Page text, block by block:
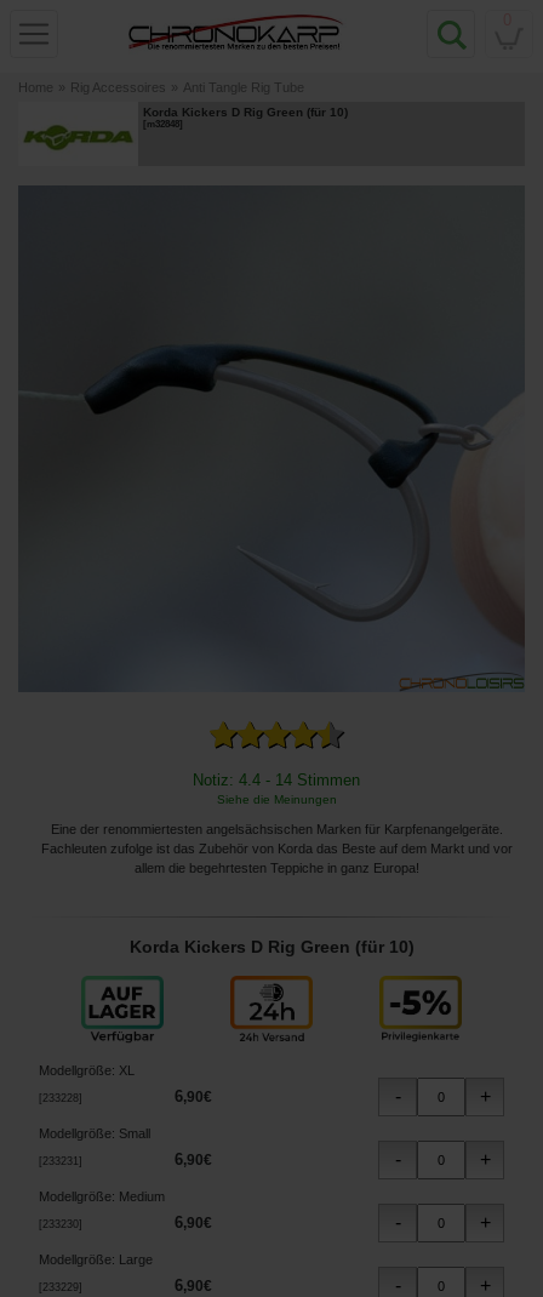
Home » Rig Accessoires » Anti Tangle Rig Tube
Korda Kickers D Rig Green (für 10)
m32848]
Notiz: 4.4 - 14 Stimmen
Siehe die Meinungen
Eine der renommiertesten angelsächsischen Marken für Karpfenangelgeräte.
Fachleuten zufolge ist das Zubehör von Korda das Beste auf dem Markt und vor
allem die begehrtesten Teppiche in ganz Europa!
Korda Kickers D Rig Green (für 10)
Modellgröße: XL
233228 ] 6,90€
Modellgröße: Small
233231 ] 6,90€
Modellgröße: Medium
233230] 6,90€
Modellgröße: Large
233229] 6,90€